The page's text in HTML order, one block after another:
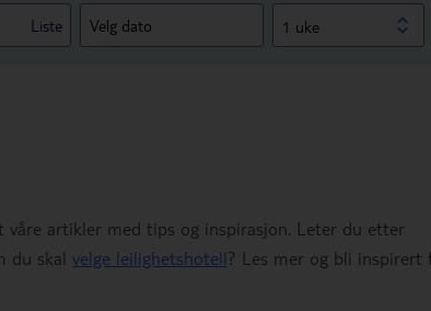
Liste
1 uke
våre artikler med tips og inspirasjon. Leter du etter
du skal velge leilighetshotell? Les mer og bli inspirert